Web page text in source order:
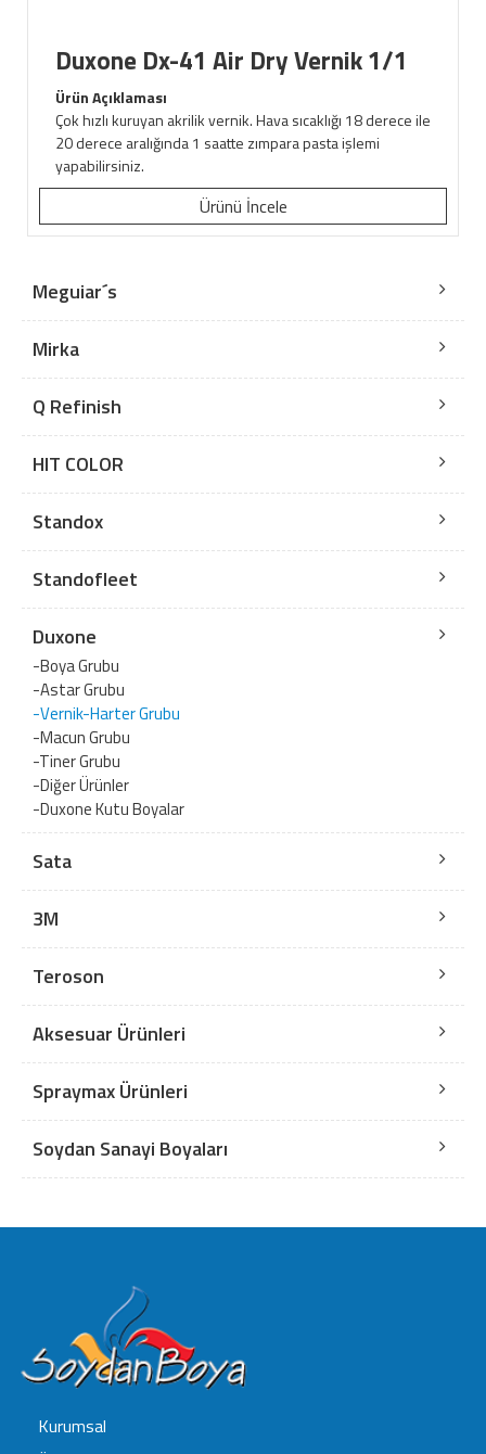
Duxone Dx-41 Air Dry Vernik 1/1
Ürün Açıklaması
Çok hızlı kuruyan akrilik vernik. Hava sıcaklığı 18 derece ile
20 derece aralığında 1 saatte zımpara pasta işlemi
yapabilirsiniz.
Ürünü İncele
Meguiar´s
Mirka
Q Refinish
HIT COLOR
Standox
Standofleet
Duxone
-Boya Grubu
-Astar Grubu
-Vernik-Harter Grubu
-Macun Grubu
-Tiner Grubu
-Diğer Ürünler
-Duxone Kutu Boyalar
Sata
3M
Teroson
Aksesuar Ürünleri
Spraymax Ürünleri
Soydan Sanayi Boyaları
Kurumsal